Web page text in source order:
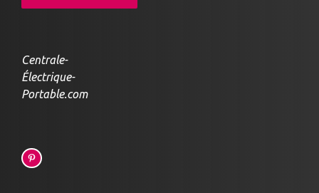
Centrale-
Électrique-
Portable.com